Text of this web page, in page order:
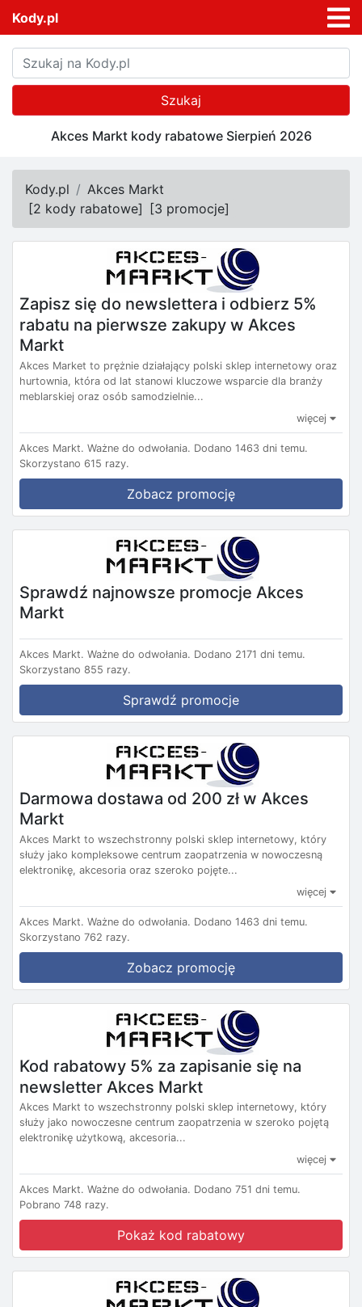
Kody.pl
Szukaj
Akces Markt kody rabatowe Sierpień 2026
Kody.pl
Akces Markt
[2 kody rabatowe] [3 promocje]
Zapisz się do newslettera i odbierz 5%
rabatu na pierwsze zakupy w Akces
Markt
Akces Market to prężnie działający polski sklep internetowy oraz
hurtownia, która od lat stanowi kluczowe wsparcie dla branży
meblarskiej oraz osób samodzielnie...
więcej
Akces Markt. Ważne do odwołania. Dodano 1463 dni temu.
Skorzystano 615 razy.
Zobacz promocję
Sprawdź najnowsze promocje Akces
Markt
Akces Markt. Ważne do odwołania. Dodano 2171 dni temu.
Skorzystano 855 razy.
Sprawdź promocje
Darmowa dostawa od 200 zł w Akces
Markt
Akces Markt to wszechstronny polski sklep internetowy, który
służy jako kompleksowe centrum zaopatrzenia w nowoczesną
elektronikę, akcesoria oraz szeroko pojęte...
więcej
Akces Markt. Ważne do odwołania. Dodano 1463 dni temu.
Skorzystano 762 razy.
Zobacz promocję
Kod rabatowy 5% za zapisanie się na
newsletter Akces Markt
Akces Markt to wszechstronny polski sklep internetowy, który
służy jako nowoczesne centrum zaopatrzenia w szeroko pojętą
elektronikę użytkową, akcesoria...
więcej
Akces Markt. Ważne do odwołania. Dodano 751 dni temu.
Pobrano 748 razy.
Pokaż kod rabatowy